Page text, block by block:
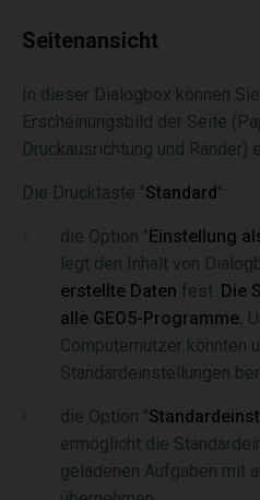
Seitenansicht
In dieser Dialogbox können
Erscheinungsbild der Seite
Druckausrichtung und Ränder)
Die Drucktaste "Standard":
die Option "Einstellung
legt den Inhalt von
erstellte Daten fest. Die
alle GEO5-Programme.
Computernutzer könnten
Standardeinstellungen
die Option "
ermöglicht die
geladenen Aufgaben mit